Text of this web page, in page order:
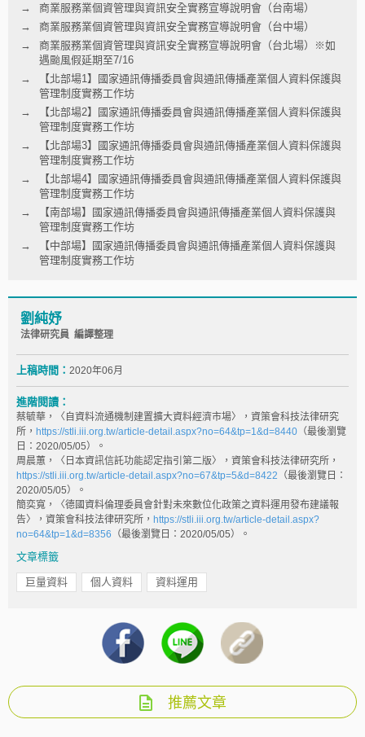
商業服務業個資管理與資訊安全實務宣導說明會（台南場）
商業服務業個資管理與資訊安全實務宣導說明會（台中場）
商業服務業個資管理與資訊安全實務宣導說明會（台北場）※如
遇颱風假延期至7/16
【北部場1】國家通訊傳播委員會與通訊傳播產業個人資料保護與
管理制度實務工作坊
【北部場2】國家通訊傳播委員會與通訊傳播產業個人資料保護與
管理制度實務工作坊
【北部場3】國家通訊傳播委員會與通訊傳播產業個人資料保護與
管理制度實務工作坊
【北部場4】國家通訊傳播委員會與通訊傳播產業個人資料保護與
管理制度實務工作坊
【南部場】國家通訊傳播委員會與通訊傳播產業個人資料保護與
管理制度實務工作坊
【中部場】國家通訊傳播委員會與通訊傳播產業個人資料保護與
管理制度實務工作坊
劉純妤
法律研究員 編譯整理
上稿時間： 2020年06月
進階閱讀：
蔡毓華，〈自資料流通機制建置擴大資料經濟市場〉，資策會科技法律研究
所， https://stli.iii.org.tw/article-detail.aspx?no=64&tp=1&d=8440 （最後瀏覽
日：2020/05/05）。
周晨蕙，〈日本資訊信託功能認定指引第二版〉，資策會科技法律研究所，
https://stli.iii.org.tw/article-detail.aspx?no=67&tp=5&d=8422 （最後瀏覽日：
2020/05/05）。
簡奕寬，〈德國資料倫理委員會針對未來數位化政策之資料運用發布建議報
告〉，資策會科技法律研究所， https://stli.iii.org.tw/article-detail.aspx?
no=64&tp=1&d=8356 （最後瀏覽日：2020/05/05）。
文章標籤
巨量資料 個人資料 資料運用
推薦文章